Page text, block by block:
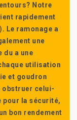
Notre
rapidement
Le ramonage a
une
du a une
utilisation
et goudron
obstruer celui-
pour la sécurité,
bon rendement